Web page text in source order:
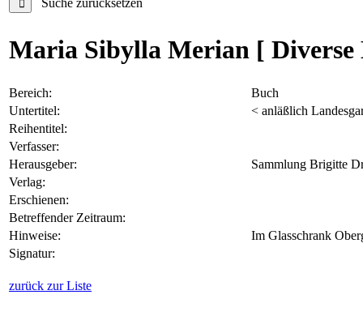
Maria Sibylla Merian [
Bereich:
Buch
Untertitel:
< anläßlich
Reihentitel:
Verfasser:
Herausgeber:
Sammlung Brigitte
Verlag:
Erschienen:
Betreffender Zeitraum:
Hinweise:
Im Glasschrank
Signatur:
zurück zur Liste